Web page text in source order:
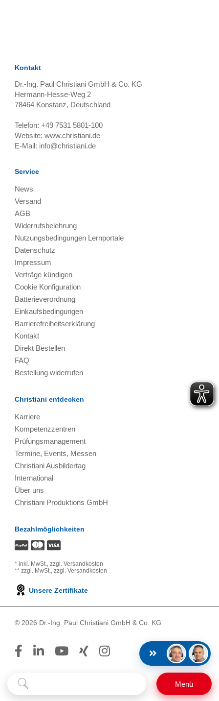
Menü
Kontakt
Dr.-Ing. Paul Christiani GmbH & Co. KG
Hermann-Hesse-Weg 2
78464 Konstanz, Deutschland
Telefon: +49 7531 5801-100
Website: www.christiani.de
E-Mail: info@christiani.de
Service
News
Versand
AGB
Widerrufsbelehrung
Nutzungsbedingungen Lernportale
Datenschutz
Impressum
Verträge kündigen
Cookie Konfiguration
Batterieverordnung
Einkaufsbedingungen
Barrierefreiheitserklärung
Kontakt
Direkt Bestellen
FAQ
Bestellung widerrufen
Christiani entdecken
Karriere
Kompetenzzentren
Prüfungsmanagement
Termine, Events, Messen
Christiani Ausbildertag
International
Über uns
Christiani Produktions GmbH
Bezahlmöglichkeiten
* inkl. MwSt., zzgl. Versandkosten
** zzgl. MwSt., zzgl. Versandkosten
Unsere Zertifikate
© 2026 Dr.-Ing. Paul Christiani GmbH & Co. KG